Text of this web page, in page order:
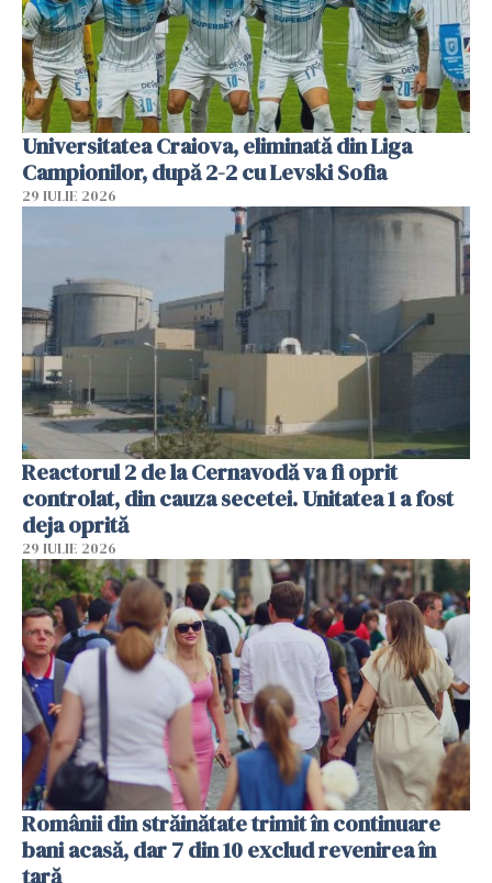
Universitatea Craiova, eliminată din Liga
Campionilor, după 2-2 cu Levski Sofia
29 IULIE 2026
Reactorul 2 de la Cernavodă va fi oprit
controlat, din cauza secetei. Unitatea 1 a fost
deja oprită
29 IULIE 2026
Românii din străinătate trimit în continuare
bani acasă, dar 7 din 10 exclud revenirea în
țară